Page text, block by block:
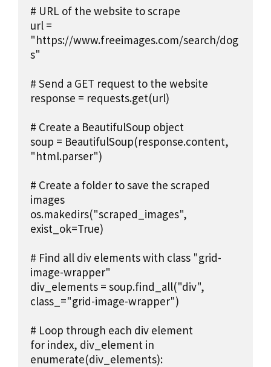
# URL of the website to scrape
url =
"https://www.freeimages.com/search/dog
s"
# Send a GET request to the website
response = requests.get(url)
# Create a BeautifulSoup object
soup = BeautifulSoup(response.content,
"html.parser")
# Create a folder to save the scraped
images
os.makedirs("scraped_images",
exist_ok=True)
# Find all div elements with class "grid-
image-wrapper"
div_elements = soup.find_all("div",
class_="grid-image-wrapper")
# Loop through each div element
for index, div_element in
enumerate(div_elements):